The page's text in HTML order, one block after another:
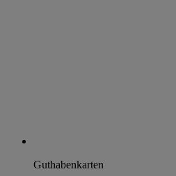
Guthabenkarten